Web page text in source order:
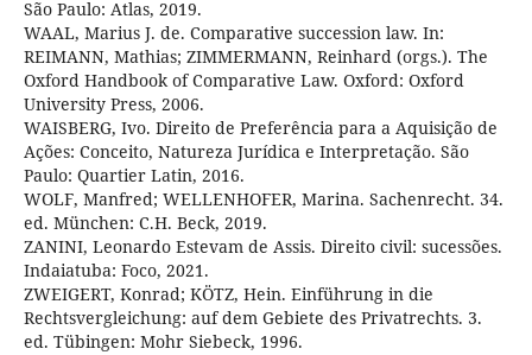
São Paulo: Atlas, 2019.
WAAL, Marius J. de. Comparative succession law. In:
REIMANN, Mathias; ZIMMERMANN, Reinhard (orgs.). The
Oxford Handbook of Comparative Law. Oxford: Oxford
University Press, 2006.
WAISBERG, Ivo. Direito de Preferência para a Aquisição de
Ações: Conceito, Natureza Jurídica e Interpretação. São
Paulo: Quartier Latin, 2016.
WOLF, Manfred; WELLENHOFER, Marina. Sachenrecht. 34.
ed. München: C.H. Beck, 2019.
ZANINI, Leonardo Estevam de Assis. Direito civil: sucessões.
Indaiatuba: Foco, 2021.
ZWEIGERT, Konrad; KÖTZ, Hein. Einführung in die
Rechtsvergleichung: auf dem Gebiete des Privatrechts. 3.
ed. Tübingen: Mohr Siebeck, 1996.